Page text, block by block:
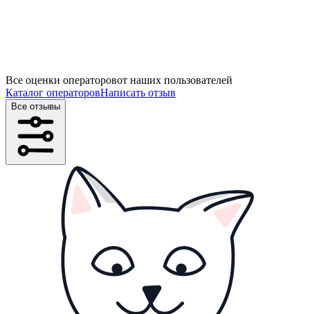
Все оценки операторовот наших пользователей
Каталог операторовНаписать отзыв
Все отзывы